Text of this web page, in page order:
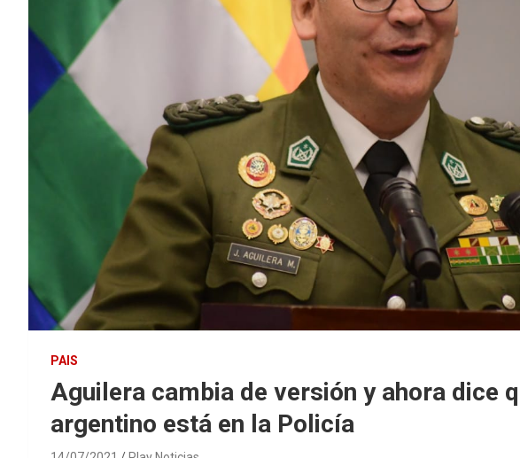
PAIS
Aguilera cambia de versión y ahora dice
argentino está en la Policía